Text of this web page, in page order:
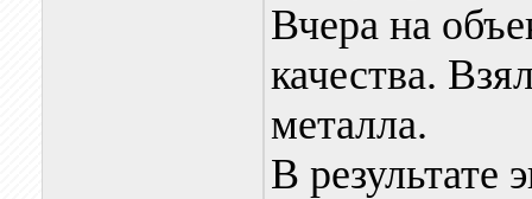
Вчера на
качества.
металла.
В результате